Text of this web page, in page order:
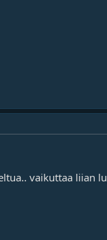
vaikuttaa liian